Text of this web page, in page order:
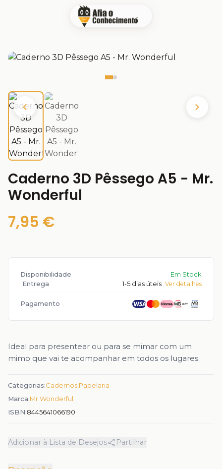
Caderno 3D Pêssego A5 - Mr.
Wonderful
7,95 €
Disponibilidade
Em Stock
Entrega
1-5 dias úteis Ver detalhes
Pagamento
Ideal para presentear ou para se mimar com um
mimo que vai te acompanhar em todos os lugares.
Categorias:Cadernos Papelaria
Marca:Mr Wonderful
ISBN:8445641066190
Adicionar à Lista de Desejos Partilhar